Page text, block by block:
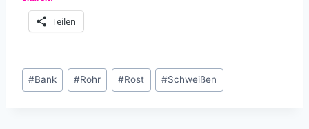
Teilen
Schlagworte:
#Bank #Rohr #Rost #Schweißen